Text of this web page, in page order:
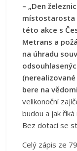
– „Den
místostarosta
této akce s
Metrans a
na úhradu
bere na
velikonoční
budou a jak
Bez dotací se
Celý zápis ze